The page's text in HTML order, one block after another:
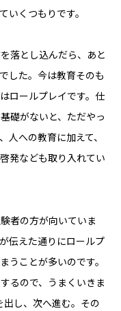
いくつもりです。
落とし込んだら、あと
した。今は教育そのも
ロールプレイです。仕
礎がないと、ただやっ
人への教育に加えて、
発なども取り入れてい
者の方が向いていま
伝えた通りにロールプ
うことが多いのです。
るので、うまくいきま
し、次へ進む。その